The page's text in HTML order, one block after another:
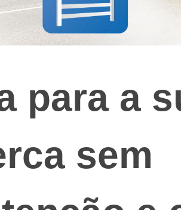
para a
sem